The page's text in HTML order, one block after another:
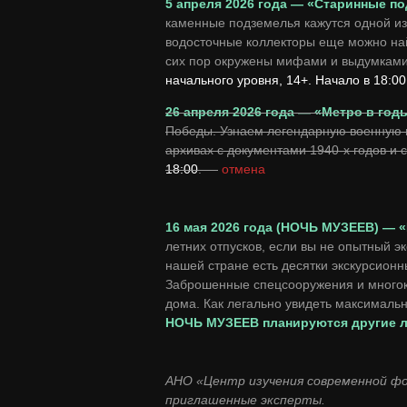
5 апреля 2026 года — «Старинные
каменные подземелья кажутся одной
водосточные коллекторы еще можно
сих пор окружены мифами и
начального уровня, 14+. Начало в 18:00
26 апреля 2026 года — «Метро в
Победы. Узнаем легендарную военную
архивах с документами 1940-х годов
18:00. — отмена
16 мая 2026 года (НОЧЬ МУЗЕЕВ) —
летних отпусков, если вы не опытный
нашей стране есть десятки
Заброшенные спецсооружения и
дома. Как легально увидеть
НОЧЬ МУЗЕЕВ планируются другие
АНО «Центр изучения современной
приглашенные эксперты.